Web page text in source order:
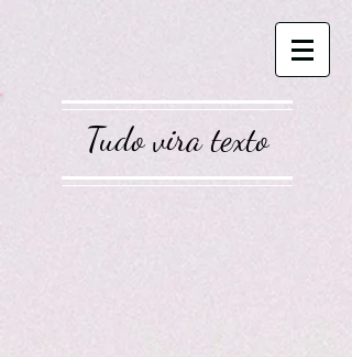
Tudo vira texto